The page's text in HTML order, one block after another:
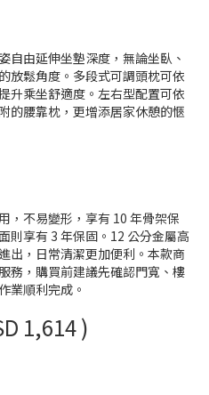
自由延伸坐墊深度，無論坐臥、
放鬆角度。多段式可調頭枕可依
升乘坐舒適度。左右型配置可依
的腰靠枕，更增添居家休憩的愜
，不易變形，享有 10 年骨架保
則享有 3 年保固。12 公分金屬高
出，日常清潔更加便利。本款商
務，購買前建議先確認門寬、樓
業順利完成。
1,614 )